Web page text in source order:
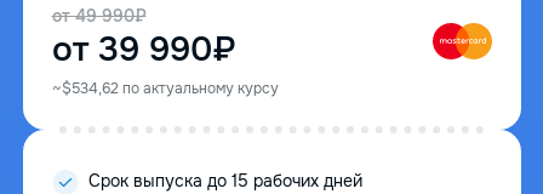
от 39 990₽
от 49 990₽
~$534,62 по актуальному курсу
Срок выпуска до 15 рабочих дней